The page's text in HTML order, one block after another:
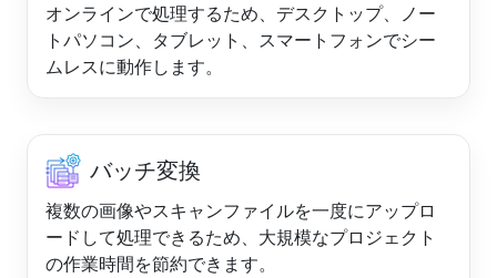
オンラインで処理するため、デスクトップ、ノー
トパソコン、タブレット、スマートフォンでシー
ムレスに動作します。
バッチ変換
複数の画像やスキャンファイルを一度にアップロ
ードして処理できるため、大規模なプロジェクト
の作業時間を節約できます。